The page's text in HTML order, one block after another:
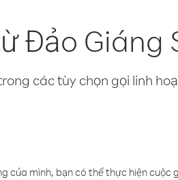
Đảo Giáng
các tùy chọn gọi linh
của mình, bạn có thể thực hiện cuộc